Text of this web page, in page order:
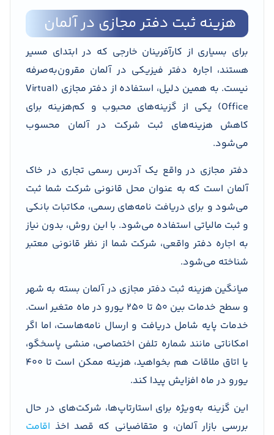
هزینه ثبت دفتر مجازی در آلمان
برای بسیاری از کارآفرینان خارجی که در ابتدای مسیر
هستند، اجاره دفتر فیزیکی در آلمان مقرون‌به‌صرفه
نیست. به همین دلیل، استفاده از دفتر مجازی (Virtual
Office) یکی از گزینه‌های محبوب و کم‌هزینه برای
کاهش هزینه‌های ثبت شرکت در آلمان محسوب
می‌شود.
دفتر مجازی در واقع یک آدرس رسمی تجاری در خاک
آلمان است که به عنوان محل قانونی شرکت شما ثبت
می‌شود و برای دریافت نامه‌های رسمی، مکاتبات بانکی
و ثبت مالیاتی استفاده می‌شود. با این روش، بدون نیاز
به اجاره دفتر واقعی، شرکت شما از نظر قانونی معتبر
شناخته می‌شود.
میانگین هزینه ثبت دفتر مجازی در آلمان بسته به شهر
و سطح خدمات بین ۵۰ تا ۲۵۰ یورو در ماه متغیر است.
خدمات پایه شامل دریافت و ارسال نامه‌هاست، اما اگر
امکاناتی مانند شماره تلفن اختصاصی، منشی پاسخگو،
یا اتاق ملاقات هم بخواهید، هزینه ممکن است تا ۴۰۰
یورو در ماه افزایش پیدا کند.
این گزینه به‌ویژه برای استارتاپ‌ها، شرکت‌های در حال
بررسی بازار آلمان، و متقاضیانی که قصد اخذ اقامت